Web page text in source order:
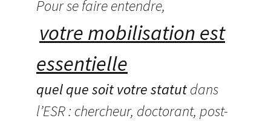
Pour se faire entendre,
votre mobilisation est
essentielle
quel quesoit votre statutdans
l’ESR : chercheur, doctorant, post-